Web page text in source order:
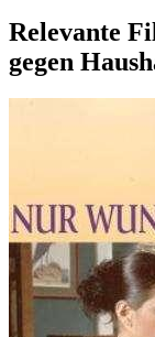
Relevante
gegen